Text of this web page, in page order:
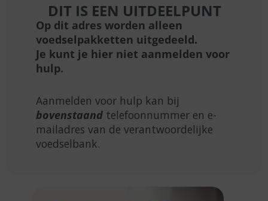
DIT IS EEN UITDEELPUNT
Op dit adres worden alleen
voedselpakketten uitgedeeld.
Je kunt je hier niet aanmelden voor
hulp.
Aanmelden voor hulp kan bij
bovenstaand telefoonnummer en e-
mailadres van de verantwoordelijke
voedselbank.